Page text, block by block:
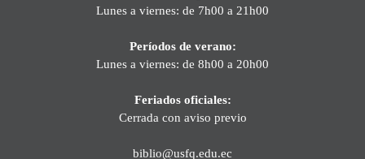
Lunes a viernes: de 7h00 a 21h00
Períodos de verano:
Lunes a viernes: de 8h00 a 20h00
Feriados oficiales:
Cerrada con aviso previo
biblio@usfq.edu.ec